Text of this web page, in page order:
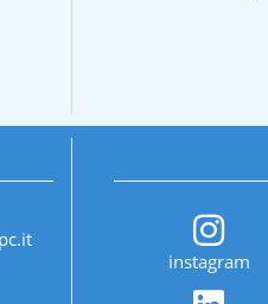
instagram